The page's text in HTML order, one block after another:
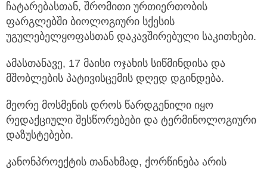
ჩატარებასთან, შრომითი ურთიერთობის
ფარგლებში ბიოლოგიური სქესის
უგულებელყოფასთან დაკავშირებული საკითხები.
ამასთანავე, 17 მაისი ოჯახის სიწმინდისა და
მშობლების პატივისცემის დღედ დგინდება.
მეორე მოსმენის დროს წარდგენილი იყო
რედაქციული შესწორებები და ტერმინოლოგიური
დაზუსტებები.
კანონპროექტის თანახმად, ქორწინება არის